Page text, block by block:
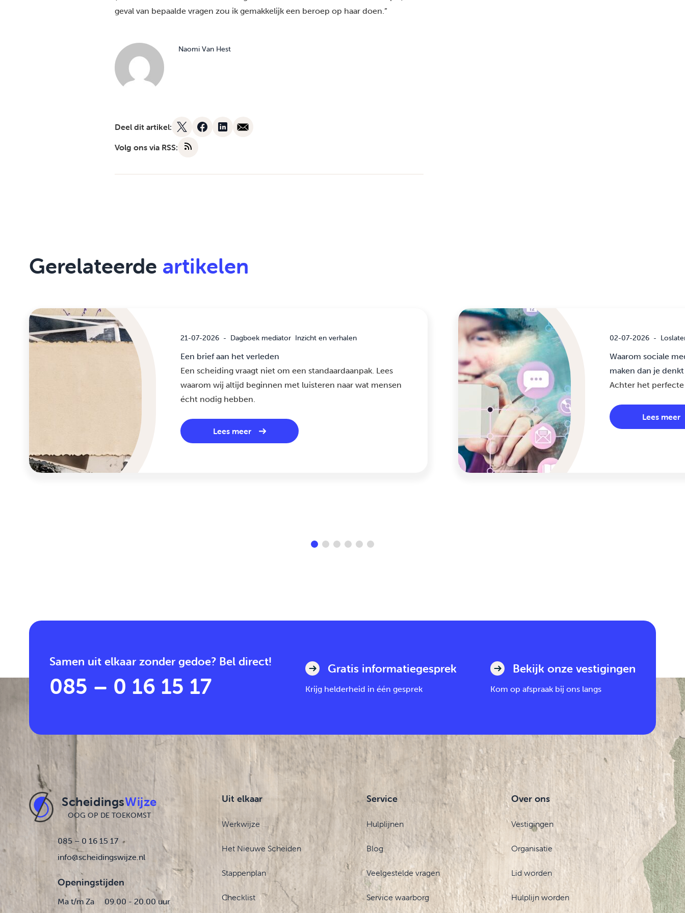
geval van bepaalde vragen zou ik gemakkelijk een beroep op haar doen.”
Naomi Van Hest
Deel dit artikel:
Volg ons via RSS:
Gerelateerde artikelen
21-07-2026 - Dagboek mediator Inzicht en verhalen
Een brief aan het verleden
Een scheiding vraagt niet om een standaardaanpak. Lees
waarom wij altijd beginnen met luisteren naar wat mensen
écht nodig hebben.
Lees meer
02-07-2026 -
Waarom sociale
maken dan je denkt
Achter het perfecte
Lees meer
Samen uit elkaar zonder gedoe? Bel direct!
085 – 0 16 15 17
Gratis informatiegesprek
Krijg helderheid in één gesprek
Bekijk onze vestigingen
Kom op afspraak bij ons langs
ScheidingsWijze
OOG OP DE TOEKOMST
085 – 0 16 15 17
info@scheidingswijze.nl
Openingstijden
Ma t/m Za 09.00 - 20.00 uur
Uit elkaar
Werkwijze
Het Nieuwe Scheiden
Stappenplan
Checklist
Service
Hulplijnen
Blog
Veelgestelde vragen
Service waarborg
Over ons
Vestigingen
Organisatie
Lid worden
Hulplijn worden